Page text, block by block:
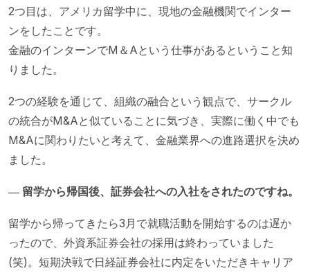
2つ目は、アメリカ留学中に、現地の金融機関でインター
ンをしたことです。
金融のインターンでM＆Aという仕事があるということ知
りました。
2つの経験を通じて、組織の融合という観点で、サークル
の統合がM&Aと似ていることに気づき、実際に働く中でも
M&Aに関わりたいと考えて、金融業界への進路選択を決め
ました。
― 留学から帰国後、証券会社への入社をされたのですね。
留学から帰ってきたら3月で就職活動を開始するのは遅か
ったので、外資系証券会社の採用は終わっていました
(笑)。短期決戦で日経証券会社に内定をいただきキャリア